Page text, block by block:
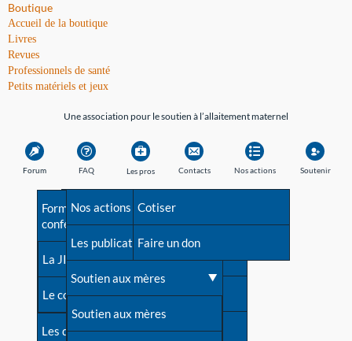
Boutique
Accueil de la boutique
Livres
Revues
Professionnels de santé
Petits matériels et jeux
Une association pour le soutien à l’allaitement maternel
Forum FAQ
Avant la naissance
Les débuts
Une difficulté d'allaitement ?
Cas particuliers
Les pros
Formations et
conférences
La JIA
Le congrès
Les dossiers de l'allaitement
Contacts
Besoin d'aide?
Répertoire de tous les
contacts
Contact presse
Dossier de presse
Nos actions
Nos actions
Les publications
Soutien aux mères
Soutien aux mères
Soutenir
Cotiser
Faire un don